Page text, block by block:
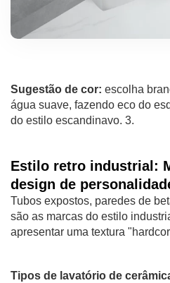
Sugestão de cor: escolha
água suave, fazendo eco do
do estilo escandinavo. 3.
Estilo retro industrial:
design de
Tubos expostos, paredes de
são as marcas do estilo
apresentar uma textura
Tipos de lavatório de